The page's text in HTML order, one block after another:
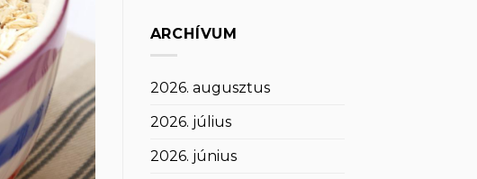
ARCHÍVUM
2026. augusztus
2026. július
2026. június